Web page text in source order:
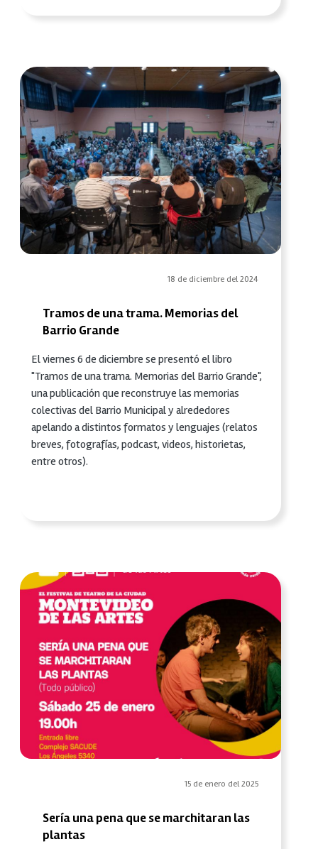
18 de diciembre del 2024
Tramos de una trama. Memorias del
Barrio Grande
El viernes 6 de diciembre se presentó el libro
"Tramos de una trama. Memorias del Barrio Grande",
una publicación que reconstruye las memorias
colectivas del Barrio Municipal y alrededores
apelando a distintos formatos y lenguajes (relatos
breves, fotografías, podcast, videos, historietas,
entre otros).
15 de enero del 2025
Sería una pena que se marchitaran las
plantas